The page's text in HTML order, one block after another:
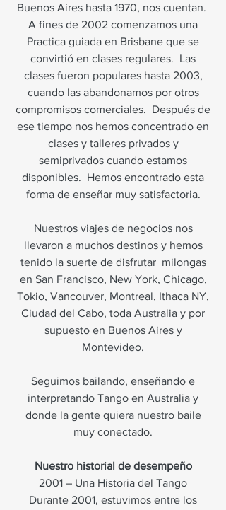
Buenos Aires hasta 1970, nos cuentan.
A fines de 2002 comenzamos una
Practica guiada en Brisbane que se
convirtió en clases regulares. Las
clases fueron populares hasta 2003,
cuando las abandonamos por otros
compromisos comerciales. Después de
ese tiempo nos hemos concentrado en
clases y talleres privados y
semiprivados cuando estamos
disponibles. Hemos encontrado esta
forma de enseñar muy satisfactoria.
Nuestros viajes de negocios nos
llevaron a muchos destinos y hemos
tenido la suerte de disfrutar milongas
en San Francisco, New York, Chicago,
Tokio, Vancouver, Montreal, Ithaca NY,
Ciudad del Cabo, toda Australia y por
supuesto en Buenos Aires y
Montevideo.
Seguimos bailando, enseñando e
interpretando Tango en Australia y
donde la gente quiera nuestro baile
muy conectado.
Nuestro historial de desempeño
2001 – Una Historia del Tango
Durante 2001, estuvimos entre los